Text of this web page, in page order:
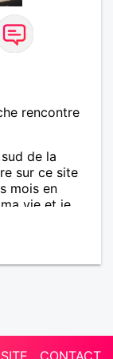
rencontre
de la
sur ce site
mois en
vie et je
et
à toute
en
pas
a une
de
Je suis
CONTACT